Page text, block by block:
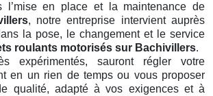
l’mise en place et la maintenance de
, notre entreprise intervient auprès
la pose, le changement et le service
roulants motorisés sur Bachivillers.
expérimentés, sauront régler votre
en un rien de temps ou vous proposer
qualité, adapté à vos exigences et à